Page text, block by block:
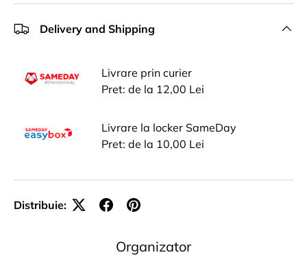
Delivery and Shipping
Livrare prin curier
Pret: de la 12,00 Lei
Livrare la locker SameDay
Pret: de la 10,00 Lei
Distribuie:
Organizator